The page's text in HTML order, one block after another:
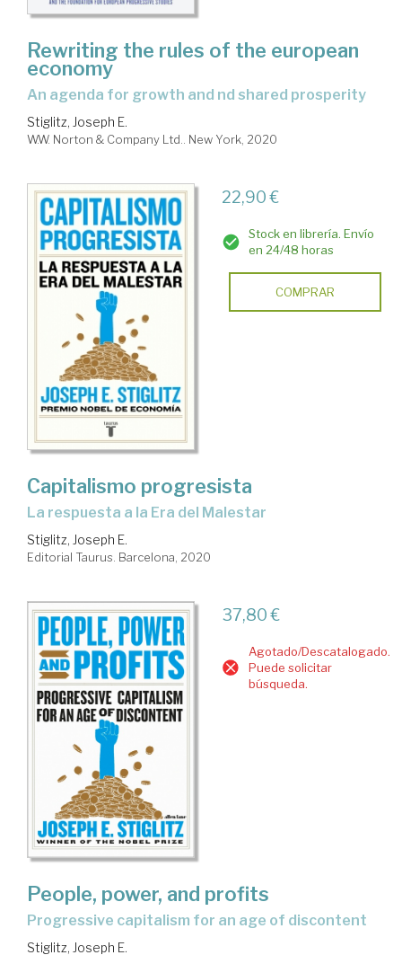
Rewriting the rules of the european
economy
an agenda for growth and nd shared prosperity
Stiglitz, Joseph E.
W.W. Norton & Company Ltd.. New York, 2020
22,90 €
Stock en librería. Envío
en 24/48 horas
COMPRAR
Capitalismo progresista
la respuesta a la Era del Malestar
Stiglitz, Joseph E.
Editorial Taurus. Barcelona, 2020
37,80 €
Agotado/Descatalogado.
Puede solicitar
búsqueda.
People, power, and profits
progressive capitalism for an age of discontent
Stiglitz, Joseph E.